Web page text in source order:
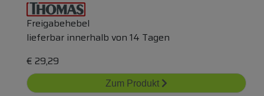
Freigabehebel
lieferbar innerhalb von 14 Tagen
€ 29,29
Zum Produkt